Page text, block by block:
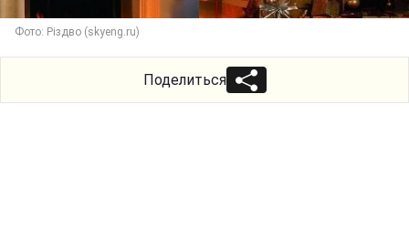
Фото: Різдво (skyeng.ru)
Поделиться